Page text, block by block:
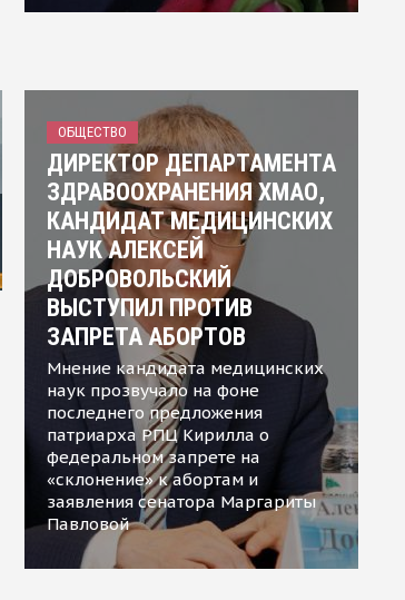
ОБЩЕСТВО
ДИРЕКТОР ДЕПАРТАМЕНТА
ЗДРАВООХРАНЕНИЯ ХМАО,
КАНДИДАТ МЕДИЦИНСКИХ
НАУК АЛЕКСЕЙ
ДОБРОВОЛЬСКИЙ
ВЫСТУПИЛ ПРОТИВ
ЗАПРЕТА АБОРТОВ
Мнение кандидата медицинских
наук прозвучало на фоне
последнего предложения
патриарха РПЦ Кирилла о
федеральном запрете на
«склонение» к абортам и
заявления сенатора Маргариты
Павловой